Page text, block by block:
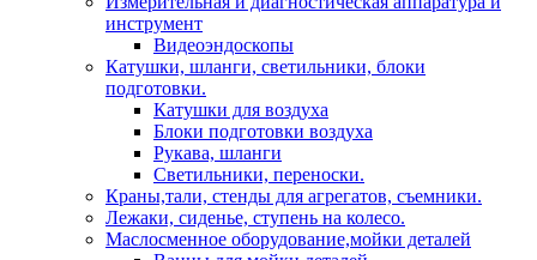
инструмент
Видеоэндоскопы
Катушки, шланги, светильники, блоки
подготовки.
Катушки для воздуха
Блоки подготовки воздуха
Рукава, шланги
Светильники, переноски.
Краны,тали, стенды для агрегатов, съемники.
Лежаки, сиденье, ступень на колесо.
Маслосменное оборудование,мойки деталей